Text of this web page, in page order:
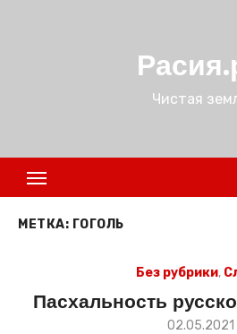
Чистая
МЕТКА: ГОГОЛЬ
Без рубрики,
Пасхальность
Размещено
02.05.2021